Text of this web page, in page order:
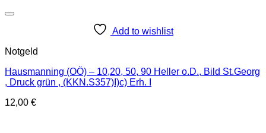
Add to wishlist
Notgeld
Hausmanning (OÖ) – 10,20, 50, 90 Heller o.D., Bild St.Georg
, Druck grün , (KKN.S357)I)c) Erh. I
12,00 €